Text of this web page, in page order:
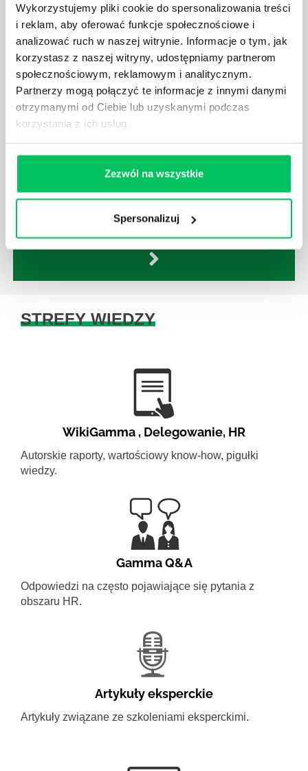
Wykorzystujemy pliki cookie do spersonalizowania treści
i reklam, aby oferować funkcje społecznościowe i
analizować ruch w naszej witrynie. Informacje o tym, jak
korzystasz z naszej witryny, udostępniamy partnerom
społecznościowym, reklamowym i analitycznym.
Partnerzy mogą połączyć te informacje z innymi danymi
otrzymanymi od Ciebie lub uzyskanymi podczas
korzystania z ich usług.
Zezwól na wszystkie
Spersonalizuj
firmie. Osoba je pełniąca jest w pełni odpowiedzialna
za realizację działań podległych mu osób oraz
działu.
JAKĄ METODĘ ZARZĄDZANIA POWINIEN ZNAĆ
Istnieje wiele metod zarządzania, które mogą okazać
się niezwykle przydatne. Zarządzanie zasobami
ludzkimi oraz poszczególnymi etapami projektu nie
jest jednak łatwe i warto mieć tego świadomość.
STREFY WIEDZY
WikiGamma , Delegowanie, HR
Autorskie raporty, wartościowy know-how, pigułki
wiedzy.
Gamma Q&A
Odpowiedzi na często pojawiające się pytania z
obszaru HR.
Artykuły eksperckie
Artykuły związane ze szkoleniami eksperckimi.